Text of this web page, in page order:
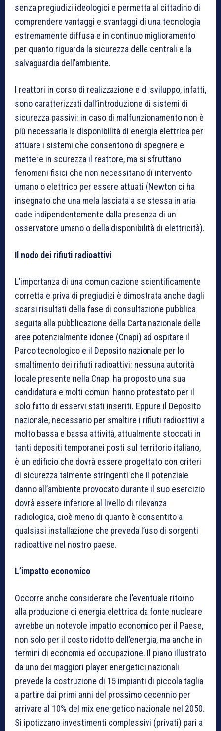
senza pregiudizi ideologici e permetta al cittadino di
comprendere vantaggi e svantaggi di una tecnologia
estremamente diffusa e in continuo miglioramento
per quanto riguarda la sicurezza delle centrali e la
salvaguardia dell’ambiente.
I reattori in corso di realizzazione e di sviluppo, infatti,
sono caratterizzati dall’introduzione di sistemi di
sicurezza passivi: in caso di malfunzionamento non è
più necessaria la disponibilità di energia elettrica per
attuare i sistemi che consentono di spegnere e
mettere in scurezza il reattore, ma si sfruttano
fenomeni fisici che non necessitano di intervento
umano o elettrico per essere attuati (Newton ci ha
insegnato che una mela lasciata a se stessa in aria
cade indipendentemente dalla presenza di un
osservatore umano o della disponibilità di elettricità).
Il nodo dei rifiuti radioattivi
L’importanza di una comunicazione scientificamente
corretta e priva di pregiudizi è dimostrata anche dagli
scarsi risultati della fase di consultazione pubblica
seguita alla pubblicazione della Carta nazionale delle
aree potenzialmente idonee (Cnapi) ad ospitare il
Parco tecnologico e il Deposito nazionale per lo
smaltimento dei rifiuti radioattivi: nessuna autorità
locale presente nella Cnapi ha proposto una sua
candidatura e molti comuni hanno protestato per il
solo fatto di esservi stati inseriti. Eppure il Deposito
nazionale, necessario per smaltire i rifiuti radioattivi a
molto bassa e bassa attività, attualmente stoccati in
tanti depositi temporanei posti sul territorio italiano,
è un edificio che dovrà essere progettato con criteri
di sicurezza talmente stringenti che il potenziale
danno all’ambiente provocato durante il suo esercizio
dovrà essere inferiore al livello di rilevanza
radiologica, cioè meno di quanto è consentito a
qualsiasi installazione che preveda l’uso di sorgenti
radioattive nel nostro paese.
L’impatto economico
Occorre anche considerare che l’eventuale ritorno
alla produzione di energia elettrica da fonte nucleare
avrebbe un notevole impatto economico per il Paese,
non solo per il costo ridotto dell’energia, ma anche in
termini di economia ed occupazione. Il piano illustrato
da uno dei maggiori player energetici nazionali
prevede la costruzione di 15 impianti di piccola taglia
a partire dai primi anni del prossimo decennio per
arrivare al 10% del mix energetico nazionale nel 2050.
Si ipotizzano investimenti complessivi (privati) pari a